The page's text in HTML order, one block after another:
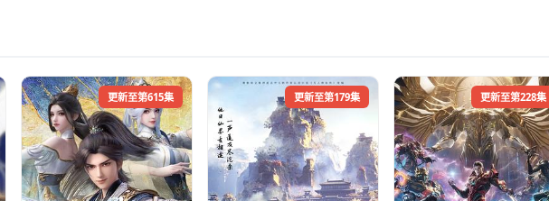
更新至第615集 更新至第179集 更新至第228集